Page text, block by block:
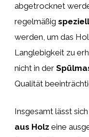
abgetrocknet
regelmäßig
werden, um das
Langlebigkeit zu
nicht in der
Qualität
Insgesamt lässt
aus Holz eine